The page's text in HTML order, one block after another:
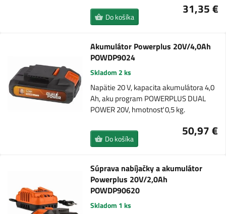
31,35 €
Do košíka
Akumulátor Powerplus 20V/4,0Ah
POWDP9024
Skladom 2 ks
Napätie 20 V, kapacita akumulátora 4,0
Ah, aku program POWERPLUS DUAL
POWER 20V, hmotnosť 0,5 kg.
50,97 €
Do košíka
Súprava nabíjačky a akumulátor
Powerplus 20V/2,0Ah
POWDP90620
Skladom 1 ks